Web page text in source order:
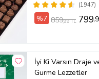
(1947)
%7 859,99 TL 799
İyi Ki Varsın Draje
Gurme Lezzetler